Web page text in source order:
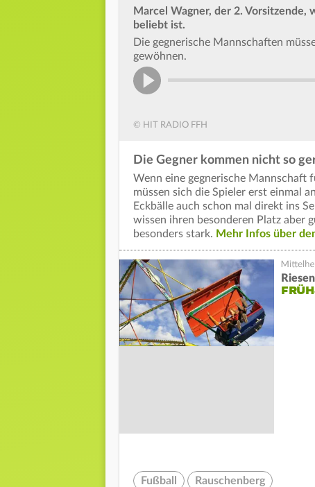
Marcel Wagner, der 2. Vorsitzende,
beliebt ist.
Die gegnerische Mannschaften
gewöhnen.
© HIT RADIO FFH
Die Gegner kommen nicht so
Wenn eine gegnerische Mannschaft
müssen sich die Spieler erst einmal
Eckbälle auch schon mal direkt ins
wissen ihren besonderen Platz aber
besonders stark. Mehr Infos über
Fußball Rauschenberg